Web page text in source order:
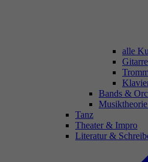
alle
Bands &
Tanz
Theater & Impro
Literatur &